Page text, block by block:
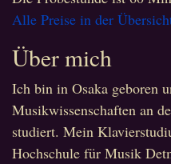
Alle Preise in der
Über mich
Ich bin in Osaka geboren
Musikwissenschaften an
studiert. Mein
Hochschule für Musik